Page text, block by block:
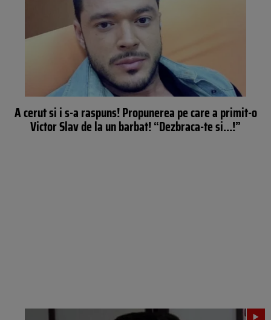
A cerut si i s-a raspuns! Propunerea pe care a primit-o
Victor Slav de la un barbat! “Dezbraca-te si…!”